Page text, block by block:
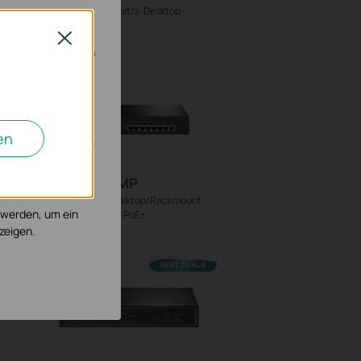
16-Port-10/100Mbit/s-Desktop-
TL-SG1008MP
8-Port Gigabit Desktop/Rackmount
Switch mit 8-Port PoE+
Close
deaktiviert
um ein